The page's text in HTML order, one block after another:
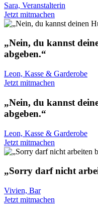
Sara, Veranstalterin
Jetzt mitmachen
„Nein, du kannst
abgeben.“
Leon, Kasse & Garderobe
Jetzt mitmachen
„Nein, du kannst
abgeben.“
Leon, Kasse & Garderobe
Jetzt mitmachen
„Sorry darf nicht
Vivien, Bar
Jetzt mitmachen